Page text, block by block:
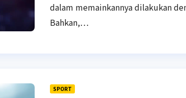
dalam memainkannya dilakukan
Bahkan,…
SPORT